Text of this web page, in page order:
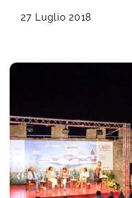
27 Luglio 2018